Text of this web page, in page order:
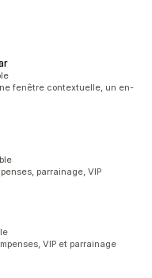
fenêtre contextuelle, un en-
parrainage, VIP
VIP et parrainage